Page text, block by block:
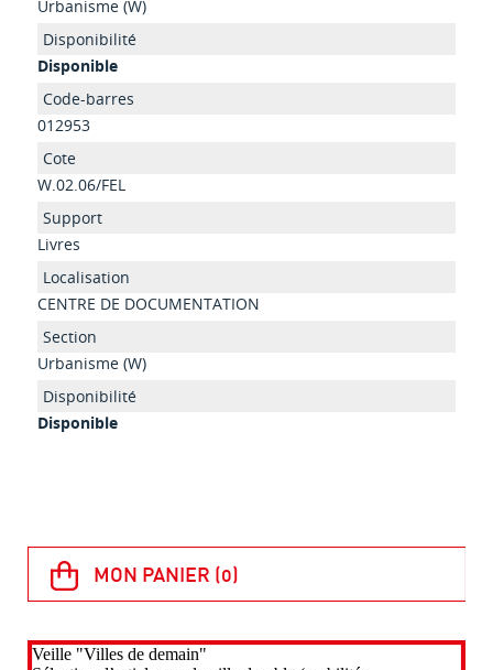
Urbanisme (W)
Disponible
012953
W.02.06/FEL
Livres
CENTRE DE DOCUMENTATION
Urbanisme (W)
Disponible